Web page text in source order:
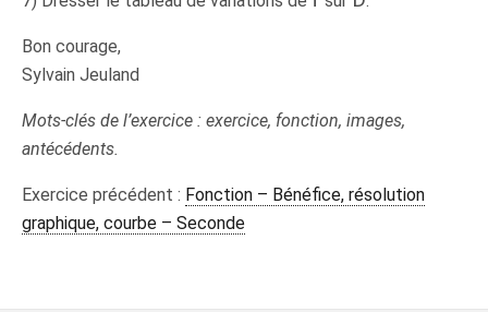
Bon courage,
Sylvain Jeuland
Mots-clés de l’exercice : exercice, fonction, images,
antécédents.
Exercice précédent : Fonction – Bénéfice, résolution
graphique, courbe – Seconde